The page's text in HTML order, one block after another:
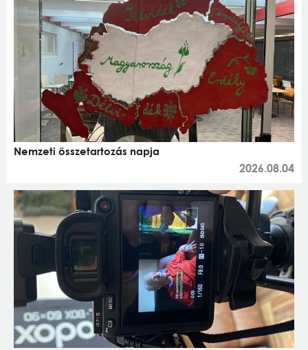
Nemzeti összetartozás napja
2026.08.04